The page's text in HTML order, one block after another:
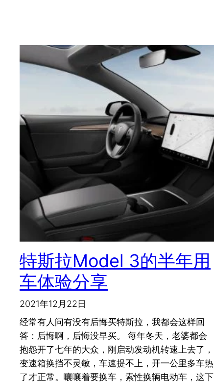
特斯拉Model 3的半年用
车体验分享
2021年12月22日
经常有人问有没有后悔买特斯拉，我都会这样回
答：后悔啊，后悔没早买。 每年冬天，老婆都会
抱怨开了七年的大众，刚启动发动机转速上去了，
变速箱换挡不灵敏，车速提不上，开一公里多车热
了才正常。嚷嚷着要换车，索性换辆电动车，这下